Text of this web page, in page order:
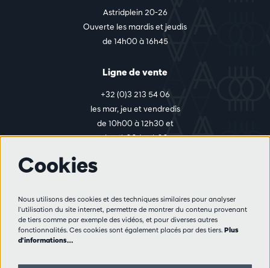
Astridplein 20-26
Ouverte les mardis et jeudis
de 14h00 à 16h45
Ligne de vente
+32 (0)3 213 54 06
les mar, jeu et vendredis
de 10h00 à 12h30 et
de 14h00 à 17h00
Règlement des visiteurs
Vie privée
Cookies
Nous utilisons des cookies et des techniques similaires pour analyser
l'utilisation du site internet, permettre de montrer du contenu provenant
de tiers comme par exemple des vidéos, et pour diverses autres
fonctionnalités. Ces cookies sont également placés par des tiers. Plus
d'informations…